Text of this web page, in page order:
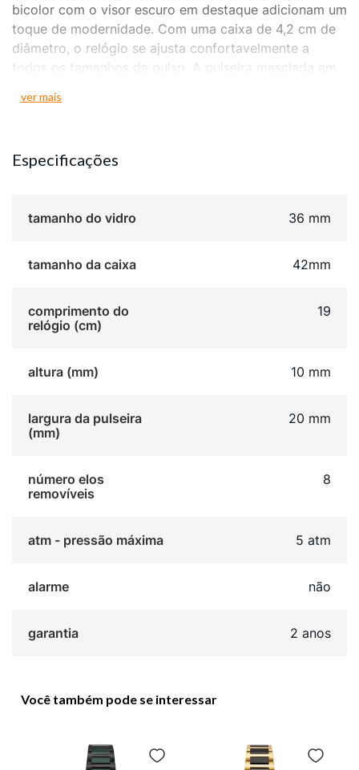
bicolor com o visor escuro em destaque adicionam um
toque de modernidade. Com uma caixa de 4,2 cm de
diâmetro, o relógio se ajusta confortavelmente a
todos os tamanhos de pulso. A pulseira mesclada em
acabamento sofisticado, tornando este relógio uma
ver mais
Especificações
tamanho do vidro 36 mm
tamanho da caixa 42mm
comprimento do
relógio (cm)
19
altura (mm) 10 mm
largura da pulseira
(mm)
20 mm
número elos
removíveis
8
atm - pressão máxima 5 atm
alarme não
garantia 2 anos
Você também pode se interessar